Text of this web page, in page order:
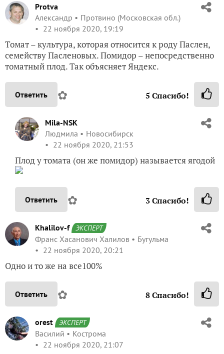
Protva
Александр
Протвино (Московская обл.)
22 ноября 2020, 19:19
Томат – культура, которая относится к роду Паслен,
семейству Пасленовых. Помидор – непосредственно
томатный плод. Так объясняет Яндекс.
Ответить ✿ 5 Спасибо!
Mila-NSK
Людмила
Новосибирск
22 ноября 2020, 21:53
Плод у томата (он же помидор) называется ягодой
Ответить ✿ 3Спасибо!
Khalilov-f ЭКСПЕРТ
Франс Хасанович Халилов
Бугульма
22 ноября 2020, 20:21
Одно и то же на все100%
Ответить ✿ 8Спасибо!
orest ЭКСПЕРТ
Василий
Кострома
22 ноября 2020, 21:07